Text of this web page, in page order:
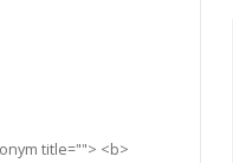
title=""> <b>